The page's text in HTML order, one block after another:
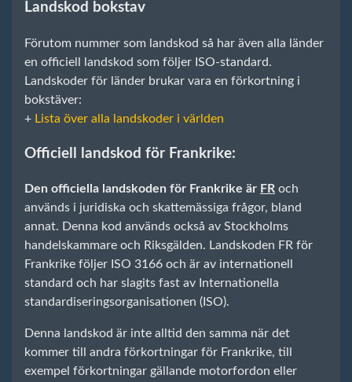
Landskod bokstav
Förutom nummer som landskod så har även alla länder
en officiell landskod som följer ISO-standard.
Landskoder för länder brukar vara en förkortning i
bokstäver:
+ Lista över alla landskoder i världen
Officiell landskod för Frankrike:
Den officiella landskoden för Frankrike är FR och
används i juridiska och skattemässiga frågor, bland
annat. Denna kod används också av Stockholms
handelskammare och Riksgälden. Landskoden FR för
Frankrike följer ISO 3166 och är av internationell
standard och har slagits fast av Internationella
standardiseringsorganisationen (ISO).
Denna landskod är inte alltid den samma när det
kommer till andra förkortningar för Frankrike, till
exempel förkortningar gällande motorfordon eller